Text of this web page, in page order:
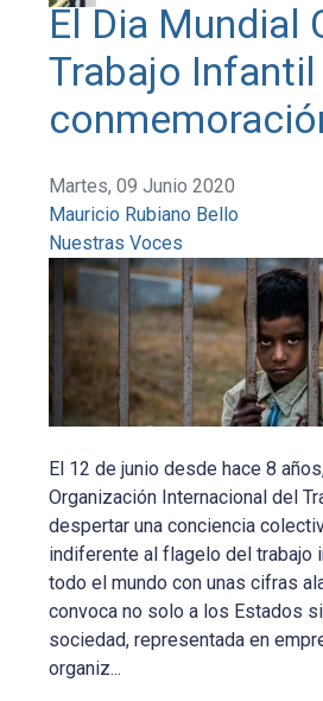
El Dia Mundial
Trabajo
Martes, 09 Junio 2020
Mauricio Rubiano Bello
Nuestras Voces
El 12 de junio desde hace 8
Organización Internacional del
despertar una conciencia
indiferente al flagelo del trabajo
todo el mundo con unas cifras
convoca no solo a los Estados
sociedad, representada en
organiz...